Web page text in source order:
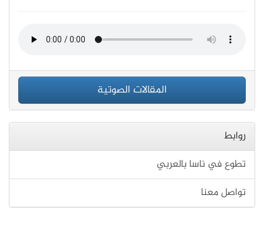
المقالات الصوتية
روابط
تطوع في ناسا بالعربي
تواصل معنا